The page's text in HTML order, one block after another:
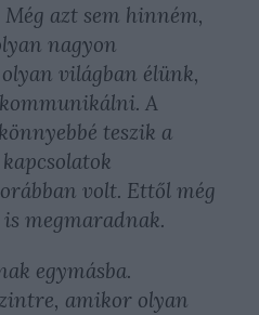
azt sem hinném,
nagyon
világban élünk,
A
teszik a
volt. Ettől még
megmaradnak.
egymásba.
amikor olyan